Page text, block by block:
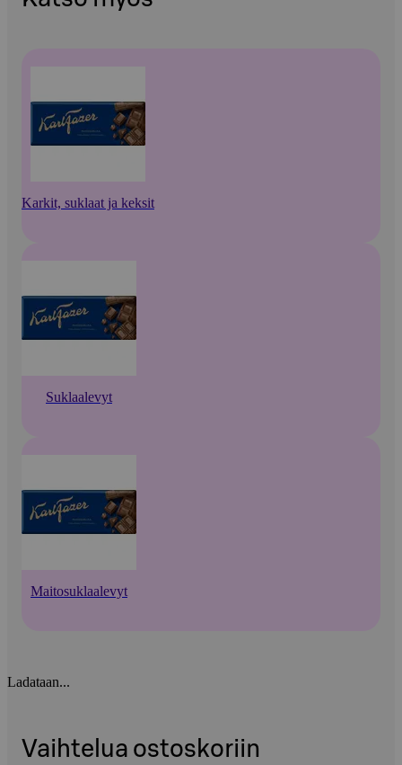
Karkit, suklaat ja keksit
Suklaalevyt
Maitosuklaalevyt
Ladataan...
Vaihtelua ostoskoriin